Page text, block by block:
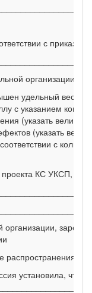
с
организации, №
удельный вес
с указанием
(указать
(указать
с
КС УКСП,
распространения.
установила, что в